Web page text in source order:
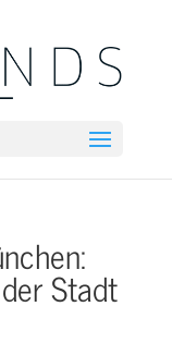
Stadt